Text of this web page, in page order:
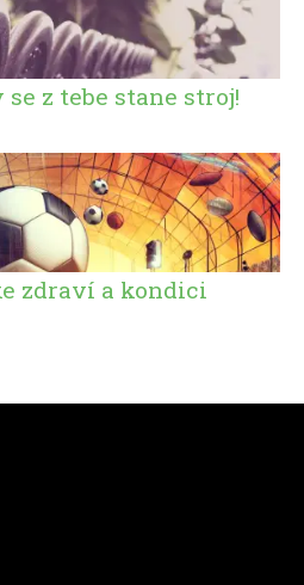
z tebe stane stroj!
zdraví a kondici